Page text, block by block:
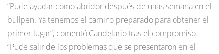
“Pude ayudar como abridor después de unas semana en el
bullpen. Ya tenemos el camino preparado para obtener el
primer lugar”, comentó Candelario tras el compromiso.
“Pude salir de los problemas que se presentaron en el